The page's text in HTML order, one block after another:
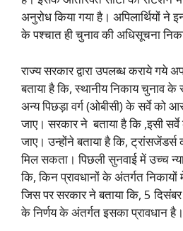
अनुरोध किया गया है। अपिलार्थियों ने
के पश्चात ही चुनाव की अधिसूचना
राज्य सरकार द्वारा उपलब्ध कराये गये
बताया है कि, स्थानीय निकाय चुनाव
अन्य पिछड़ा वर्ग (ओबीसी) के सर्वे को
जाए। सरकार ने बताया है कि ,इसी सर्वे
जाए। उन्होंने बताया है कि,
मिल सकता। पिछली सुनवाई में उच्च
कि, किन प्रावधानों के अंतर्गत निकायों
जिस पर सरकार ने बताया कि, 5
के निर्णय के अंतर्गत इसका प्रावधान है।